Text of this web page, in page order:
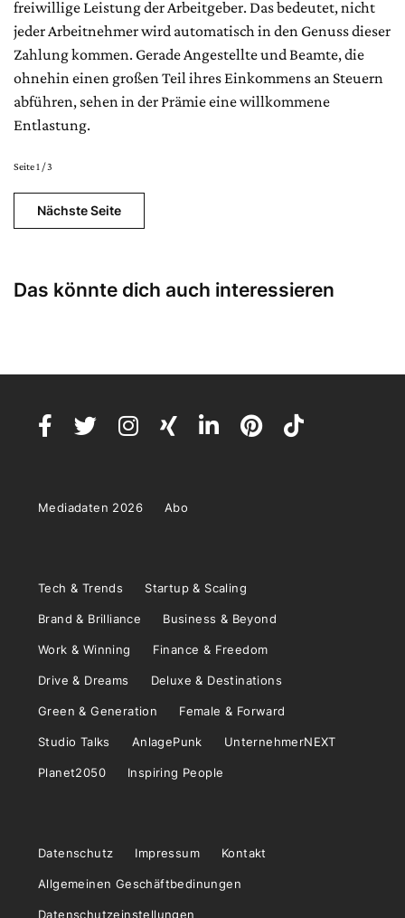
freiwillige Leistung der Arbeitgeber. Das bedeutet, nicht
jeder Arbeitnehmer wird automatisch in den Genuss dieser
Zahlung kommen. Gerade Angestellte und Beamte, die
ohnehin einen großen Teil ihres Einkommens an Steuern
abführen, sehen in der Prämie eine willkommene
Entlastung.
Seite 1 / 3
Nächste Seite
Das könnte dich auch interessieren
Mediadaten 2026 Abo
Tech & Trends Startup & Scaling
Brand & Brilliance Business & Beyond
Work & Winning Finance & Freedom
Drive & Dreams Deluxe & Destinations
Green & Generation Female & Forward
Studio Talks AnlagePunk UnternehmerNEXT
Planet2050 Inspiring People
Datenschutz Impressum Kontakt
Allgemeinen Geschäftbedinungen
Datenschutzeinstellungen